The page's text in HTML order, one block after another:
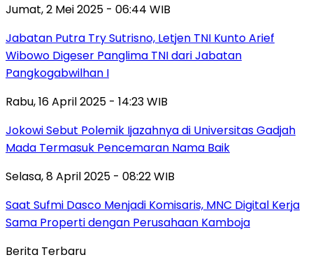
Jumat, 2 Mei 2025 - 06:44 WIB
Jabatan Putra Try Sutrisno, Letjen TNI Kunto Arief
Wibowo Digeser Panglima TNI dari Jabatan
Pangkogabwilhan I
Rabu, 16 April 2025 - 14:23 WIB
Jokowi Sebut Polemik Ijazahnya di Universitas Gadjah
Mada Termasuk Pencemaran Nama Baik
Selasa, 8 April 2025 - 08:22 WIB
Saat Sufmi Dasco Menjadi Komisaris, MNC Digital Kerja
Sama Properti dengan Perusahaan Kamboja
Berita Terbaru